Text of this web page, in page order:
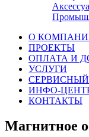
О
ПРОЕКТЫ
ОПЛАТА И
УСЛУГИ
ИНФО-
КОНТАКТЫ
Магнитное